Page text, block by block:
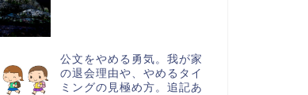
公文をやめる勇気。我が家
の退会理由や、やめるタイ
ミングの見極め方。追記あ